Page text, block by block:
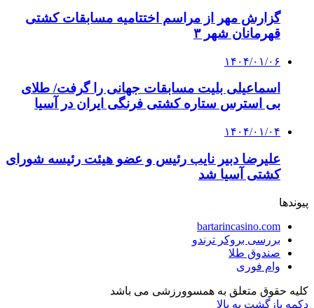
گزارش مهر از مراسم اختتامیه مسابقات کشتی
قهرمانان شهر ۳
۱۴۰۴/۰۱/۰۶
اسماعیلی بلیت مسابقات جهانی را گرفت/ طلای
بی استرس ستاره کشتی فرنگی ایران در آسیا
۱۴۰۴/۰۱/۰۴
علیرضا دبیر نایب رئیس و عضو هیئت رئیسه شورای
کشتی آسیا شد
پیوندها
bartarincasino.com
بررسی بروکر ترندو
صندوق طلا
وام فوری
کلیه حقوق متعلق به همسوورزشی می باشد
دکمه بازگشت به بالا